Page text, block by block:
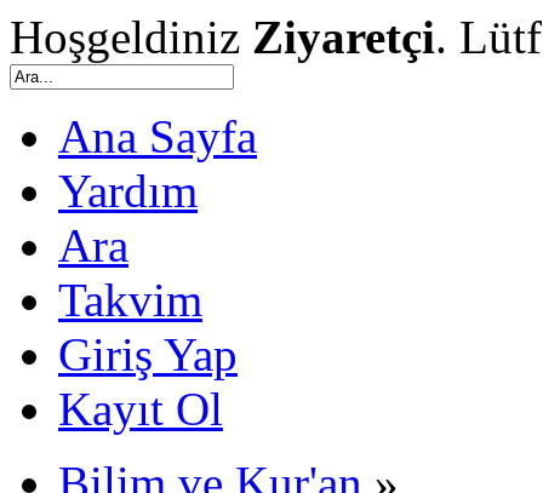
Hoşgeldiniz Ziyaretçi.
Ana Sayfa
Yardım
Ara
Takvim
Giriş Yap
Kayıt Ol